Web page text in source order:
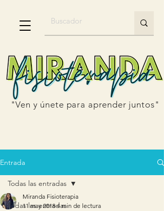
"Ven y únete para aprender juntos"
Entrada
Todas las entradas
Todas las entradas
Miranda Fisioterapia
11 may 2018 4 min de lectura